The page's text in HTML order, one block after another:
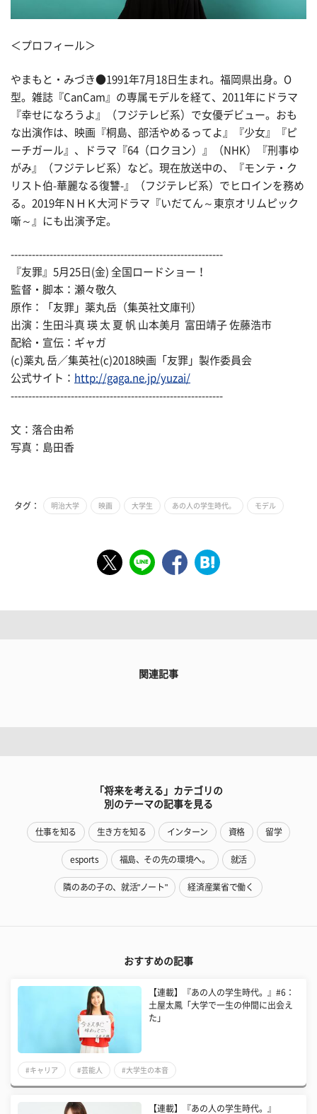
＜プロフィール＞
やまもと・みづき●1991年7月18日生まれ。福岡県出身。O
型。雑誌『CanCam』の専属モデルを経て、2011年にドラマ
『幸せになろうよ』（フジテレビ系）で女優デビュー。おも
な出演作は、映画『桐島、部活やめるってよ』『少女』『ピ
ーチガール』、ドラマ『64（ロクヨン）』（NHK）『刑事ゆ
がみ』（フジテレビ系）など。現在放送中の、『モンテ・ク
リスト伯-華麗なる復讐-』（フジテレビ系）でヒロインを務め
る。2019年ＮＨＫ大河ドラマ『いだてん～東京オリムピック
噺～』にも出演予定。
------------------------------------------------------------
『友罪』5月25日(金) 全国ロードショー！
監督・脚本：瀬々敬久
原作：「友罪」薬丸岳（集英社文庫刊）
出演：生田斗真 瑛 太 夏 帆 山本美月 富田靖子 佐藤浩市
配給・宣伝：ギャガ
(c)薬丸 岳／集英社(c)2018映画「友罪」製作委員会
公式サイト： http://gaga.ne.jp/yuzai/
------------------------------------------------------------
文：落合由希
写真：島田香
タグ： 明治大学 映画 大学生 あの人の学生時代。 モデル
関連記事
「将来を考える」カテゴリの
別のテーマの記事を見る
仕事を知る 生き方を知る インターン 資格 留学
esports 福島、その先の環境へ。 就活
隣のあの子の、就活"ノート" 経済産業省で働く
おすすめの記事
​【連載】『あの人の学生時代。』#6：
土屋太鳳「大学で一生の仲間に出会え
た」
#キャリア #芸能人 #大学生の本音
【連載】『あの人の学生時代。』